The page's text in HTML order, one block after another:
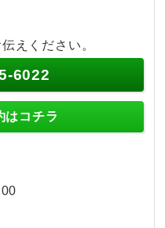
えください。
6022
はコチラ